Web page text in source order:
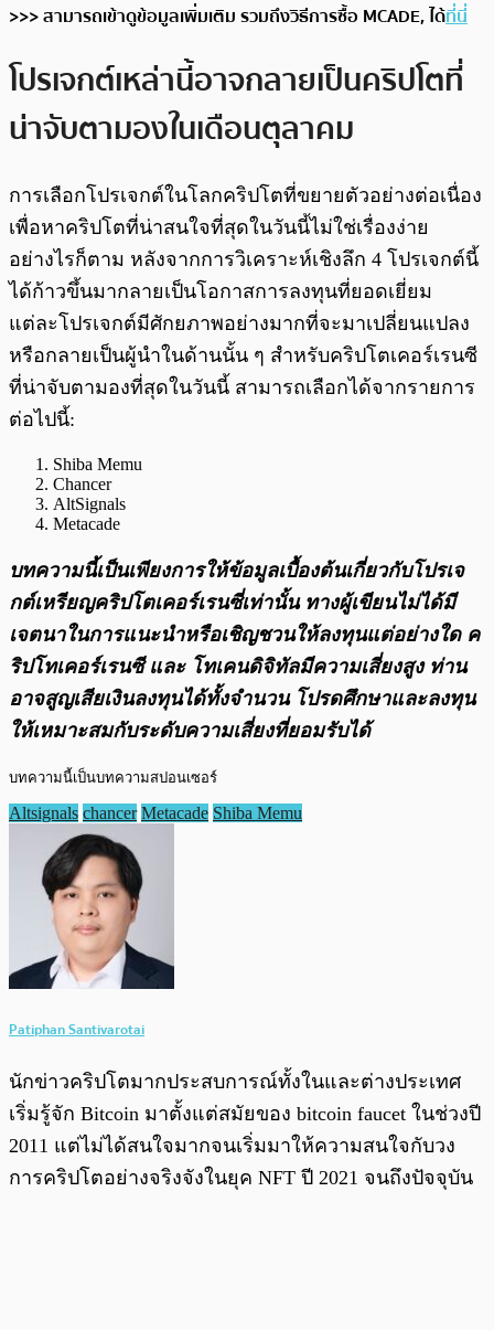
>>> สามารถเข้าดูข้อมูลเพิ่มเติม รวมถึงวิธีการซื้อ MCADE, ได้ที่นี่
โปรเจกต์เหล่านี้อาจกลายเป็นคริปโตที่
น่าจับตามองในเดือนตุลาคม
การเลือกโปรเจกต์ในโลกคริปโตที่ขยายตัวอย่างต่อเนื่อง
เพื่อหาคริปโตที่น่าสนใจที่สุดในวันนี้ไม่ใช่เรื่องง่าย
อย่างไรก็ตาม หลังจากการวิเคราะห์เชิงลึก 4 โปรเจกต์นี้
ได้ก้าวขึ้นมากลายเป็นโอกาสการลงทุนที่ยอดเยี่ยม
แต่ละโปรเจกต์มีศักยภาพอย่างมากที่จะมาเปลี่ยนแปลง
หรือกลายเป็นผู้นำในด้านนั้น ๆ สำหรับคริปโตเคอร์เรนซี
ที่น่าจับตามองที่สุดในวันนี้ สามารถเลือกได้จากรายการ
ต่อไปนี้:
Shiba Memu
Chancer
AltSignals
Metacade
บทความนี้เป็นเพียงการให้ข้อมูลเบื้องต้นเกี่ยวกับโปรเจ
กต์เหรียญคริปโตเคอร์เรนซี่เท่านั้น ทางผู้เขียนไม่ได้มี
เจตนาในการแนะนำหรือเชิญชวนให้ลงทุนแต่อย่างใด ค
ริปโทเคอร์เรนซี และ โทเคนดิจิทัลมีความเสี่ยงสูง ท่าน
อาจสูญเสียเงินลงทุนได้ทั้งจํานวน โปรดศึกษาและลงทุน
ให้เหมาะสมกับระดับความเสี่ยงที่ยอมรับได้
บทความนี้เป็นบทความสปอนเซอร์
Altsignals chancer Metacade Shiba Memu
Patiphan Santivarotai
นักข่าวคริปโตมากประสบการณ์ทั้งในและต่างประเทศ
เริ่มรู้จัก Bitcoin มาตั้งแต่สมัยของ bitcoin faucet ในช่วงปี
2011 แต่ไม่ได้สนใจมากจนเริ่มมาให้ความสนใจกับวง
การคริปโตอย่างจริงจังในยุค NFT ปี 2021 จนถึงปัจจุบัน